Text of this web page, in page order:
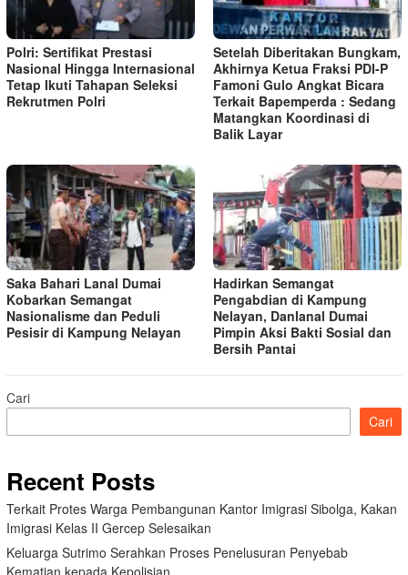
Polri: Sertifikat Prestasi
Nasional Hingga Internasional
Tetap Ikuti Tahapan Seleksi
Rekrutmen Polri
Setelah Diberitakan Bungkam,
Akhirnya Ketua Fraksi PDI-P
Famoni Gulo Angkat Bicara
Terkait Bapemperda : Sedang
Matangkan Koordinasi di
Balik Layar
Saka Bahari Lanal Dumai
Kobarkan Semangat
Nasionalisme dan Peduli
Pesisir di Kampung Nelayan
Hadirkan Semangat
Pengabdian di Kampung
Nelayan, Danlanal Dumai
Pimpin Aksi Bakti Sosial dan
Bersih Pantai
Cari
Cari
Recent Posts
Terkait Protes Warga Pembangunan Kantor Imigrasi Sibolga, Kakan
Imigrasi Kelas II Gercep Selesaikan
Keluarga Sutrimo Serahkan Proses Penelusuran Penyebab
Kematian kepada Kepolisian